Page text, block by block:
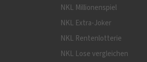
NKL Millionenspiel
NKL Extra-Joker
NKL Rentenlotterie
NKL Lose vergleichen